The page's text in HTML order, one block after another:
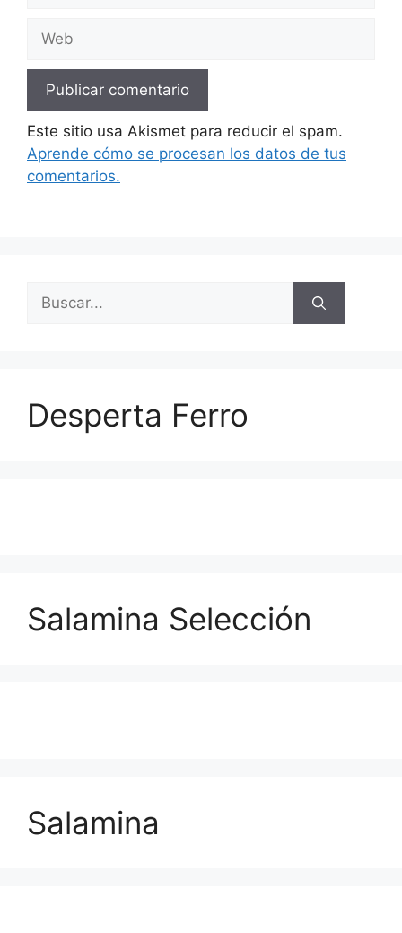
Este sitio usa Akismet para reducir el spam.
Aprende cómo se procesan los datos de tus
comentarios.
Buscar:
Desperta Ferro
Salamina Selección
Salamina